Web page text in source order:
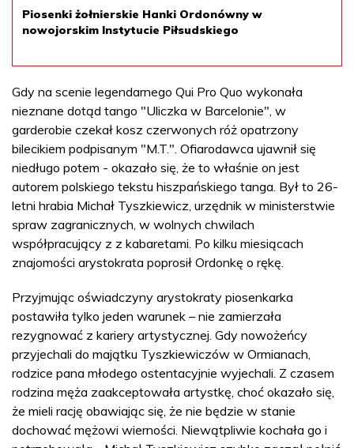
Piosenki żołnierskie Hanki Ordonówny w
nowojorskim Instytucie Piłsudskiego
Gdy na scenie legendarnego Qui Pro Quo wykonała
nieznane dotąd tango "Uliczka w Barcelonie", w
garderobie czekał kosz czerwonych róż opatrzony
bilecikiem podpisanym "M.T.". Ofiarodawca ujawnił się
niedługo potem - okazało się, że to właśnie on jest
autorem polskiego tekstu hiszpańskiego tanga. Był to 26-
letni hrabia Michał Tyszkiewicz, urzędnik w ministerstwie
spraw zagranicznych, w wolnych chwilach
współpracujący z z kabaretami. Po kilku miesiącach
znajomości arystokrata poprosił Ordonkę o rękę.
Przyjmując oświadczyny arystokraty piosenkarka
postawiła tylko jeden warunek – nie zamierzała
rezygnować z kariery artystycznej. Gdy nowożeńcy
przyjechali do majątku Tyszkiewiczów w Ormianach,
rodzice pana młodego ostentacyjnie wyjechali. Z czasem
rodzina męża zaakceptowała artystkę, choć okazało się,
że mieli rację obawiając się, że nie będzie w stanie
dochować mężowi wierności. Niewątpliwie kochała go i